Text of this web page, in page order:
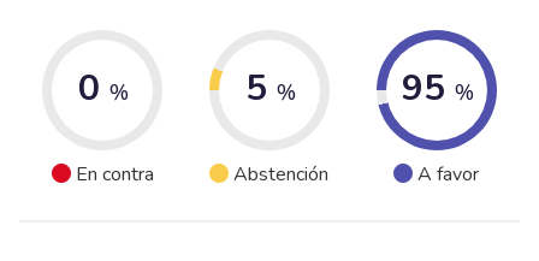
0 %
En contra
5 %
Abstención
95 %
A favor